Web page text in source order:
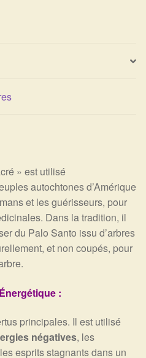
» est utilisé
autochtones d’Amérique
et les guérisseurs, pour
Dans la tradition, il
du Palo Santo issu d’arbres
et non coupés, pour
:
principales. Il est utilisé
négatives, les
esprits stagnants dans un